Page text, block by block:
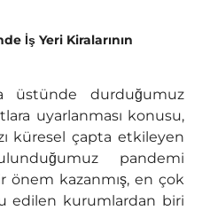
İş Yeri Kiralarının
üstünde durduğumuz
uyarlanması konusu,
küresel çapta etkileyen
pandemi
önem kazanmış, en çok
edilen kurumlardan biri